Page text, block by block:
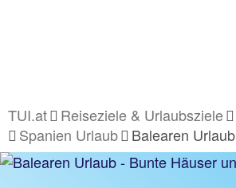
TUI.at Reiseziele & Urlaubsziele
Spanien Urlaub
Balearen Urlaub